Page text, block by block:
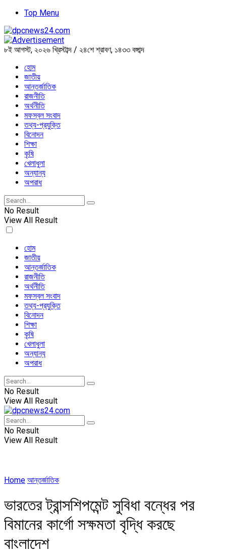
Top Menu
৮ই আগস্ট, ২০২৬ খ্রিস্টাব্দ / ২৪শে শ্রাবণ, ১৪৩৩ বঙ্গাব্দ
হোম
জাতীয়
আন্তর্জাতিক
রাজনীতি
অর্থনীতি
মফস্বল সংবাদ
তথ্য-প্রযুক্তি
বিনোদন
শিক্ষা
কৃষি
খেলাধুলা
অন্যান্য
অপরাধ
No Result
View All Result
হোম
জাতীয়
আন্তর্জাতিক
রাজনীতি
অর্থনীতি
মফস্বল সংবাদ
তথ্য-প্রযুক্তি
বিনোদন
শিক্ষা
কৃষি
খেলাধুলা
অন্যান্য
অপরাধ
No Result
View All Result
No Result
View All Result
Home আন্তর্জাতিক
ভারতের ট্রান্সশিপমেন্ট সুবিধা বন্ধের পর
বিমানের কার্গো সক্ষমতা বৃদ্ধি করছে
বাংলাদেশ